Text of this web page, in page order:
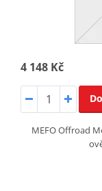
4 148 Kč
MEFO Offroad